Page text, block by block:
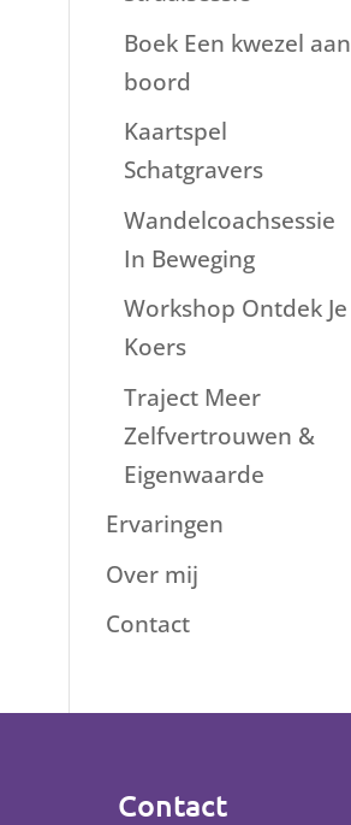
Boek Een kwezel aan
boord
Kaartspel
Schatgravers
Wandelcoachsessie
In Beweging
Workshop Ontdek Je
Koers
Traject Meer
Zelfvertrouwen &
Eigenwaarde
Ervaringen
Over mij
Contact
Contact